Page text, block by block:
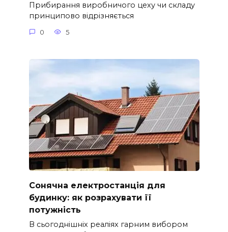
Прибирання виробничого цеху чи складу
принципово відрізняється
0 5
Сонячна електростанція для
будинку: як розрахувати її
потужність
В сьогоднішніх реаліях гарним вибором